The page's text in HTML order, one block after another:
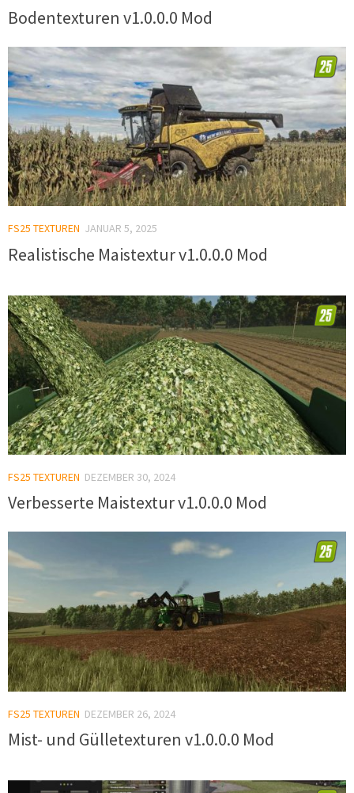
Bodentexturen v1.0.0.0 Mod
FS25 TEXTUREN JANUAR 5, 2025
Realistische Maistextur v1.0.0.0 Mod
FS25 TEXTUREN DEZEMBER 30, 2024
Verbesserte Maistextur v1.0.0.0 Mod
FS25 TEXTUREN DEZEMBER 26, 2024
Mist- und Gülletexturen v1.0.0.0 Mod